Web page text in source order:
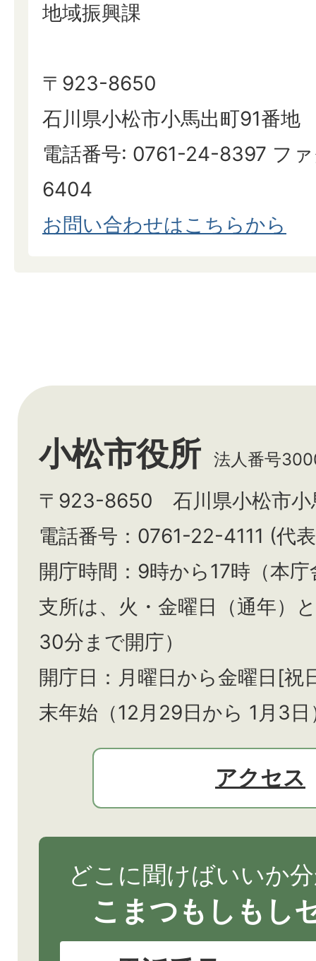
地域振興課
〒923-8650
石川県小松市小馬出町91番地
電話番号: 0761-24-8397 フ
6404
お問い合わせはこちらから
小松市役所 法人番号
〒923-8650 石川県小松市小
電話番号：0761-22-4111 (代
開庁時間：9時から17時（本
支所は、火・金曜日（通年）と
30分まで開庁）
開庁日：月曜日から金曜日[祝
末年始（12月29日から 1月3
アクセス
どこに聞けばいいか
こまつもしもし